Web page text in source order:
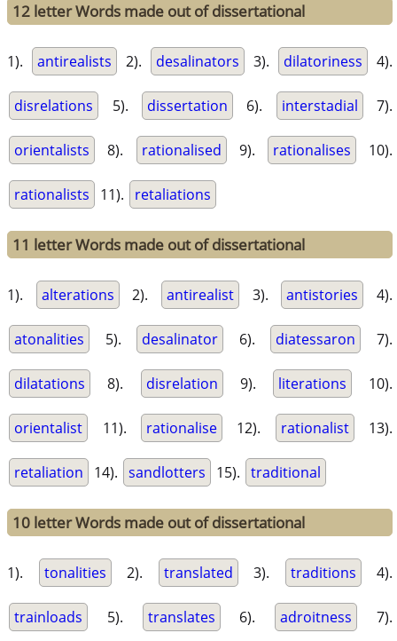
12 letter Words made out of dissertational
1). antirealists 2). desalinators 3). dilatoriness 4).
disrelations 5). dissertation 6). interstadial 7).
orientalists 8). rationalised 9). rationalises 10).
rationalists 11). retaliations
11 letter Words made out of dissertational
1). alterations 2). antirealist 3). antistories 4).
atonalities 5). desalinator 6). diatessaron 7).
dilatations 8). disrelation 9). literations 10).
orientalist 11). rationalise 12). rationalist 13).
retaliation 14). sandlotters 15). traditional
10 letter Words made out of dissertational
1). tonalities 2). translated 3). traditions 4).
trainloads 5). translates 6). adroitness 7).